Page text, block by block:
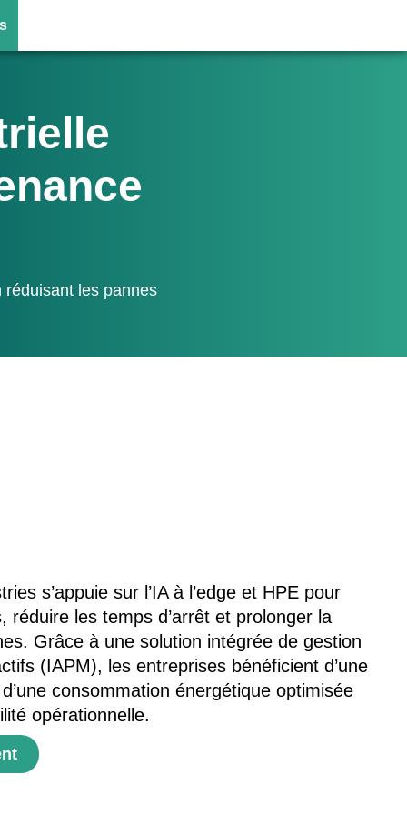
réduisant les pannes
s’appuie sur l’IA à l’edge et HPE pour
réduire les temps d’arrêt et prolonger la
Grâce à une solution intégrée de gestion
(IAPM), les entreprises bénéficient d’une
consommation énergétique optimisée
opérationnelle.